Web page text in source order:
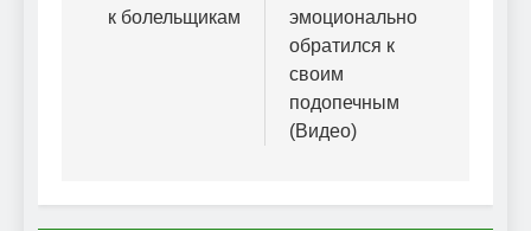
к болельщикам
эмоционально
обратился к
своим
подопечным
(Видео)